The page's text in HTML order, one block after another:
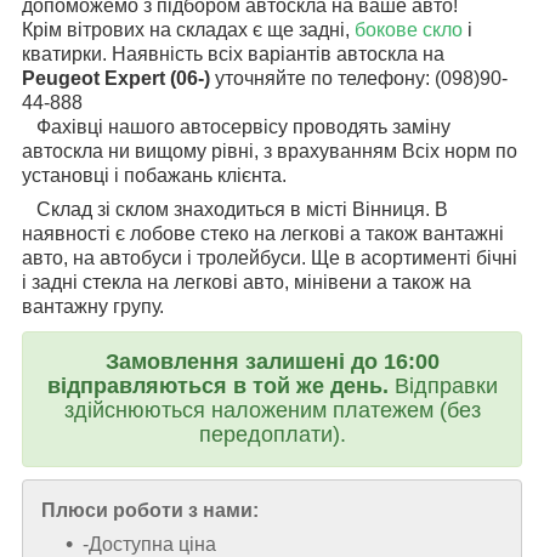
допоможемо з підбором автоскла на ваше авто!
Крім вітрових на складах є ще задні, бокове скло і
кватирки. Наявність всіх варіантів автоскла на
Peugeot Expert (06-) уточняйте по телефону: (098)90-
44-888
Фахівці нашого автосервісу проводять заміну
автоскла ни вищому рівні, з врахуванням Всіх норм по
установці і побажань клієнта.
Склад зі склом знаходиться в місті Вінниця. В
наявності є лобове стеко на легкові а також вантажні
авто, на автобуси і тролейбуси. Ще в асортименті бічні
і задні стекла на легкові авто, мінівени а також на
вантажну групу.
Замовлення залишені до 16:00
відправляються в той же день. Відправки
здійснюються наложеним платежем (без
передоплати).
Плюси роботи з нами:
-Доступна ціна